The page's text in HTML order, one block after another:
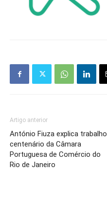
Artigo anterior
António Fiuza explica trabalho
centenário da Câmara
Portuguesa de Comércio do
Rio de Janeiro